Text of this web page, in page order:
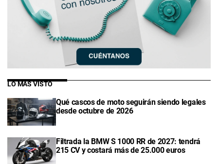
LO MÁS VISTO
Qué cascos de moto seguirán siendo legales
desde octubre de 2026
Filtrada la BMW S 1000 RR de 2027: tendrá
215 CV y costará más de 25.000 euros